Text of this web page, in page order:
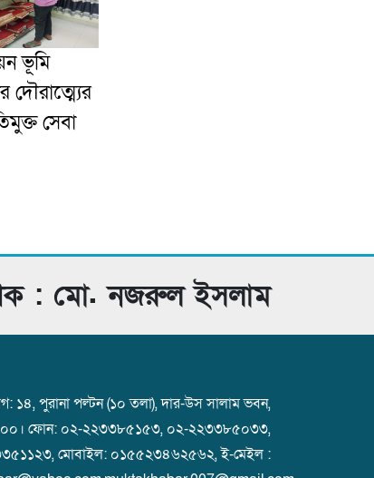
ভূমি
দৌরাত্ম্যের
সেবা
: মো. নজরুল ইসলাম
১৪, পুরানা পল্টন (১০ তলা), দার-উস সালাম ভবন,
ফোন: ০২-২২৩৩৮৫১৫৩, ০২-২২৩৩৮৫০৩৩,
মোবাইল: ০১৫৫২৩৪৬২৫৬২, ই-মেইল :